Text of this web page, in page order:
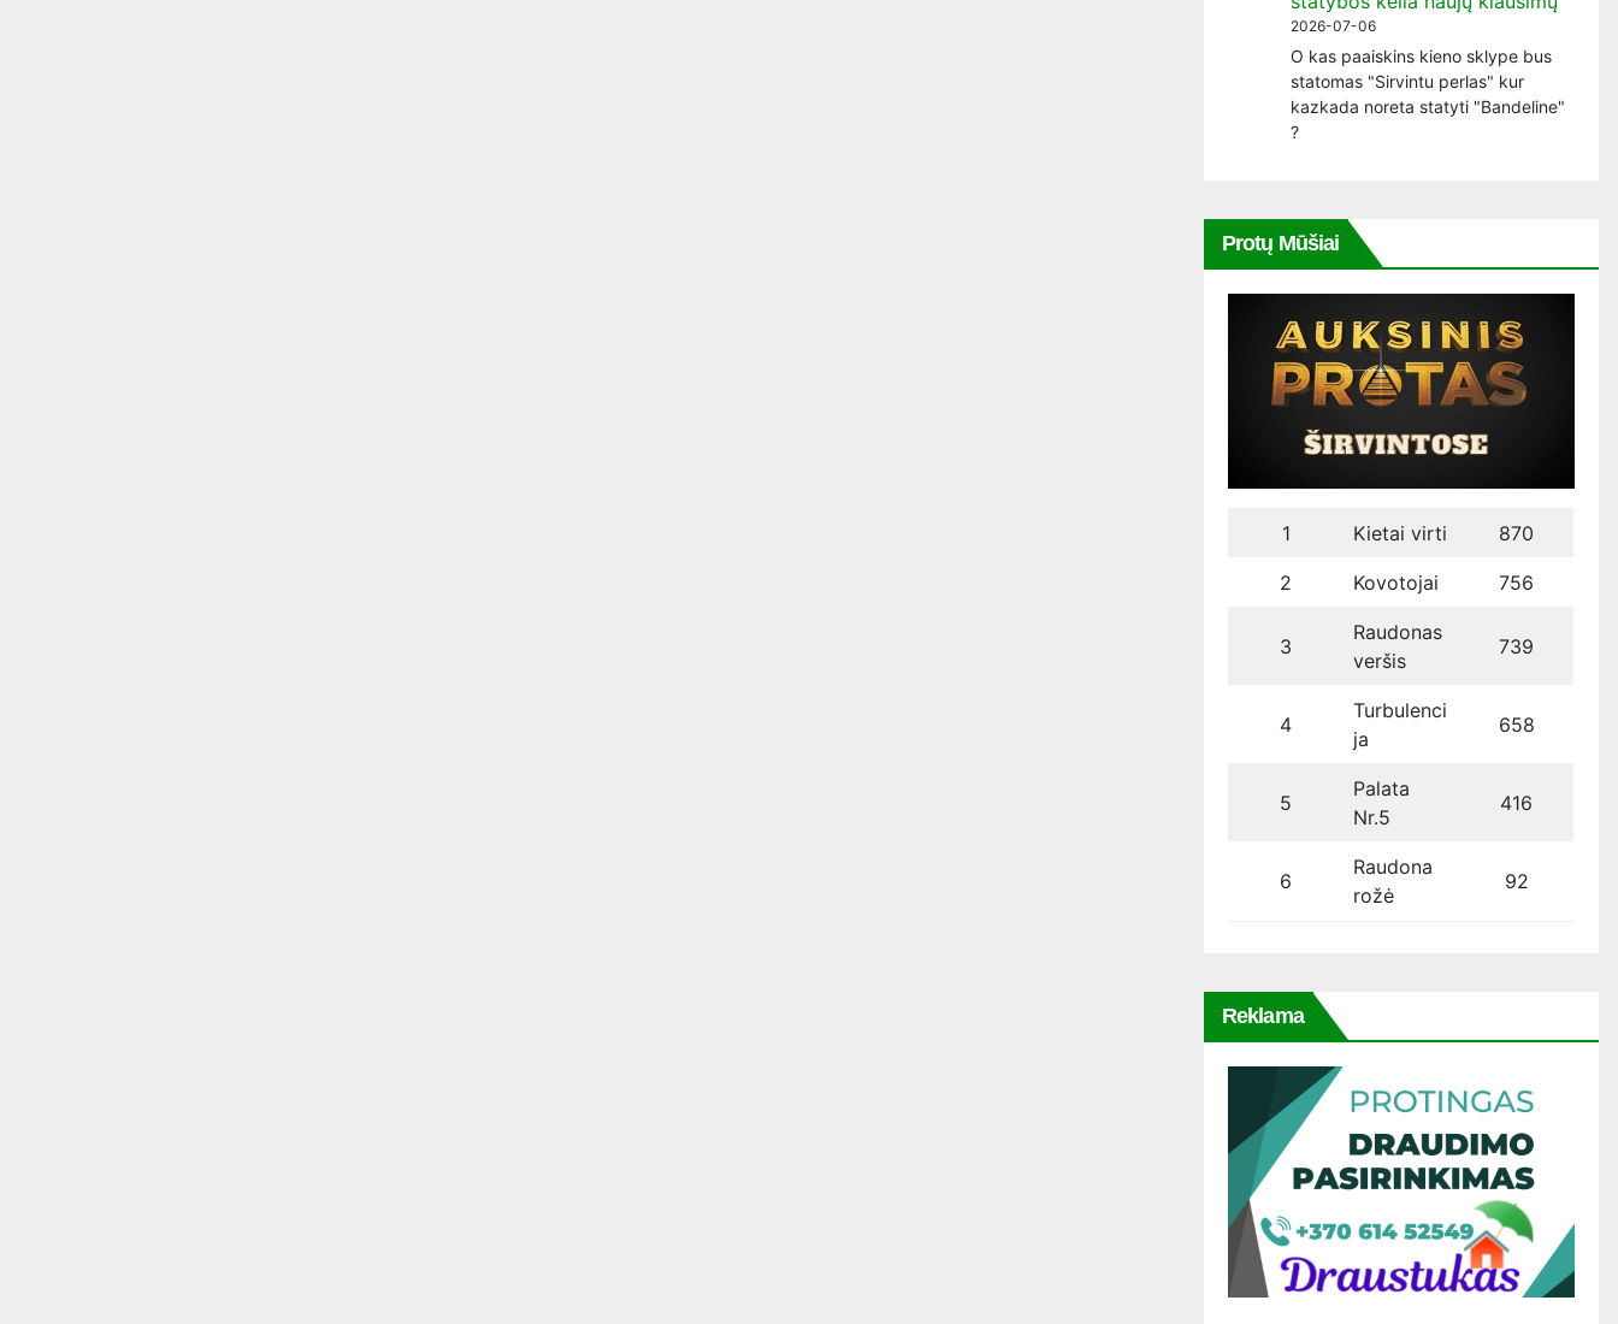
2026-07-06
O kas paaiskins kieno sklype bus
statomas "Sirvintu perlas" kur
kazkada noreta statyti "Bandeline"
?
Protų Mūšiai
1 Kietai virti 870
2 Kovotojai 756
3
Raudonas
veršis
739
4
Turbulenci
ja
658
5
Palata
Nr.5
416
6
Raudona
rožė
92
Reklama